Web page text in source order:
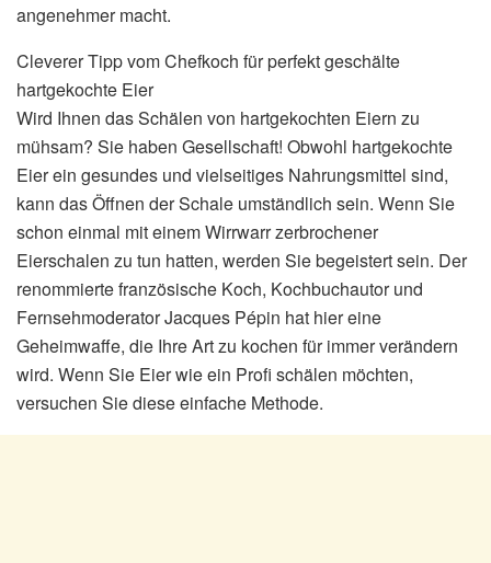
angenehmer macht.
Cleverer Tipp vom Chefkoch für perfekt geschälte
hartgekochte Eier
Wird Ihnen das Schälen von hartgekochten Eiern zu
mühsam? Sie haben Gesellschaft! Obwohl hartgekochte
Eier ein gesundes und vielseitiges Nahrungsmittel sind,
kann das Öffnen der Schale umständlich sein. Wenn Sie
schon einmal mit einem Wirrwarr zerbrochener
Eierschalen zu tun hatten, werden Sie begeistert sein. Der
renommierte französische Koch, Kochbuchautor und
Fernsehmoderator Jacques Pépin hat hier eine
Geheimwaffe, die Ihre Art zu kochen für immer verändern
wird. Wenn Sie Eier wie ein Profi schälen möchten,
versuchen Sie diese einfache Methode.